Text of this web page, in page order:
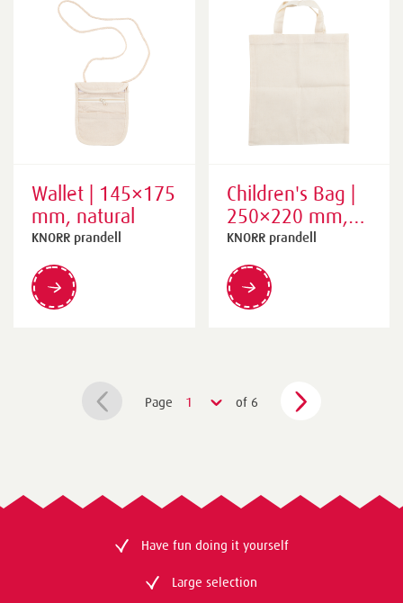
Wallet | 145×175
mm, natural
KNORR prandell
Children's Bag |
250×220 mm,
natural
KNORR prandell
Page 1 of 6
Have fun doing it yourself
Large selection